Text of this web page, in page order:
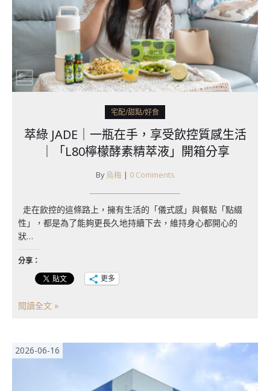
宅配/甜點/好食
萃綠 JADE｜一瓶在手，享受飲控質感生活
｜「L80檸檬酵素精萃液」開箱分享
By 烏梅 | 0 Comments
走在飲控的這條路上，擁有生活的「儀式感」與餐點「點綴
性」，都是為了能夠更長久地持續下去，維持身心都開心的
狀…
分享：
更多
閱讀全文 »
2026-06-16